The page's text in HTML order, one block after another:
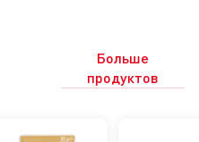
Больше
продуктов